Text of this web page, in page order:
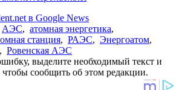
в Google News
АЭС, атомная энергетика,
станция, РАЭС, Энергоатом,
, Ровенская АЭС
выделите необходимый текст и
сообщить об этом редакции.